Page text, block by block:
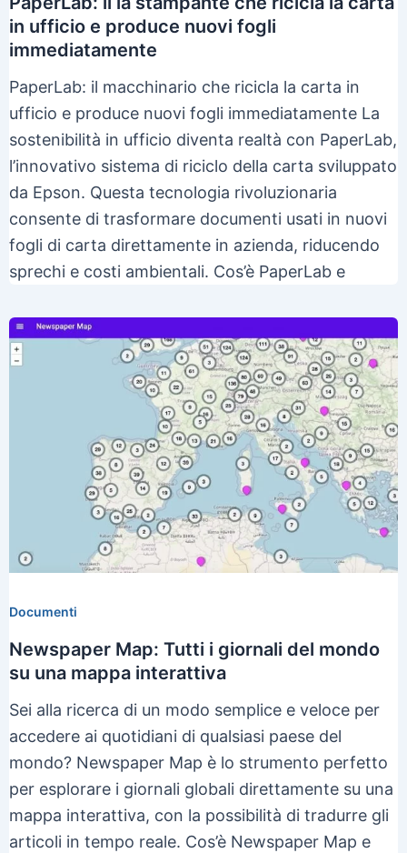
in ufficio e produce nuovi fogli
immediatamente
PaperLab: il macchinario che ricicla la carta in
ufficio e produce nuovi fogli immediatamente La
sostenibilità in ufficio diventa realtà con PaperLab,
l’innovativo sistema di riciclo della carta sviluppato
da Epson. Questa tecnologia rivoluzionaria
consente di trasformare documenti usati in nuovi
fogli di carta direttamente in azienda, riducendo
sprechi e costi ambientali. Cos’è PaperLab e
Documenti
Newspaper Map: Tutti i giornali del mondo
su una mappa interattiva
Sei alla ricerca di un modo semplice e veloce per
accedere ai quotidiani di qualsiasi paese del
mondo? Newspaper Map è lo strumento perfetto
per esplorare i giornali globali direttamente su una
mappa interattiva, con la possibilità di tradurre gli
articoli in tempo reale. Cos’è Newspaper Map e